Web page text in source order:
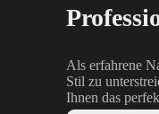
Als erfahrene
Stil zu
Ihnen das